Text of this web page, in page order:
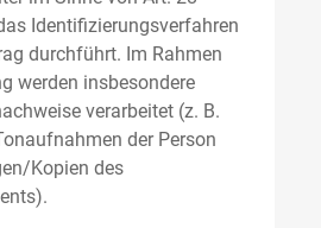
Identifizierungsverfahren
durchführt. Im Rahmen
werden insbesondere
verarbeitet (z. B.
der Person
Kopien des